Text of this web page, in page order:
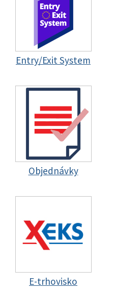
Entry/Exit System
Objednávky
E-trhovisko